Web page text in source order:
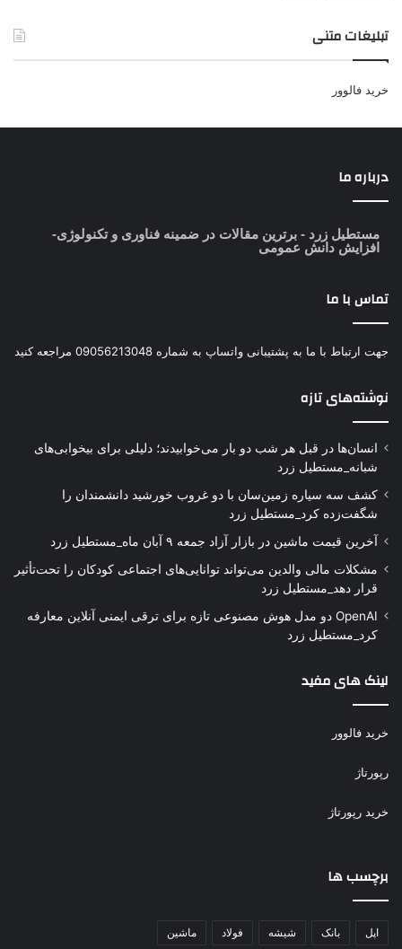
تبلیغات متنی
خرید فالوور
درباره ما
مستطیل زرد - برترین مقالات در ضمینه فناوری و تکنولوژی-
افزایش دانش عمومی
تماس با ما
جهت ارتباط با ما به پشتیبانی واتساپ به شماره 09056213048 مراجعه کنید
نوشته‌های تازه
انسان‌ها در قبل هر شب دو بار می‌خوابیدند؛ دلیلی برای بیخوابی‌های
شبانه_مستطیل زرد
کشف سه سیاره زمین‌سان با دو غروب خورشید دانشمندان را
شگفت‌زده کرد_مستطیل زرد
آخرین قیمت ماشین در بازار آزاد جمعه ۹ آبان ماه_مستطیل زرد
مشکلات مالی والدین می‌تواند توانایی‌های اجتماعی کودکان را تحت‌تأثیر
قرار دهد_مستطیل زرد
OpenAI دو مدل هوش مصنوعی تازه برای ترقی ایمنی آنلاین معارفه
کرد_مستطیل زرد
لینک های مفید
خرید فالوور
رپورتاژ
خرید رپورتاژ
برچسب ها
اپل بانک شیشه فولاد ماشین